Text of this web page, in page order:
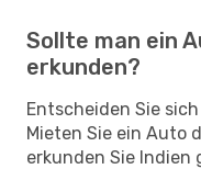
Sollte man ein
erkunden?
Entscheiden Sie
Mieten Sie ein Auto
erkunden Sie Indien